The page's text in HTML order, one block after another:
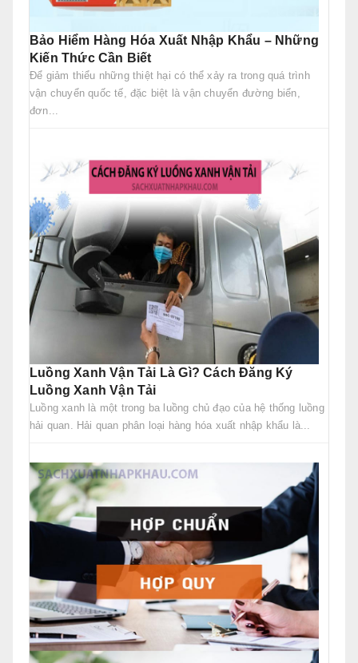
Bảo Hiểm Hàng Hóa Xuất Nhập Khẩu – Những
Kiến Thức Cần Biết
Để giảm thiểu những thiệt hại có thể xảy ra trong quá trình
vận chuyển quốc tế, đặc biệt là vận chuyển đường biển,
đơn...
Luồng Xanh Vận Tải Là Gì? Cách Đăng Ký
Luồng Xanh Vận Tải
Luồng xanh là một trong ba luồng chủ đạo của hệ thống luồng
hải quan. Hải quan phân loại hàng hóa xuất nhập khẩu là...